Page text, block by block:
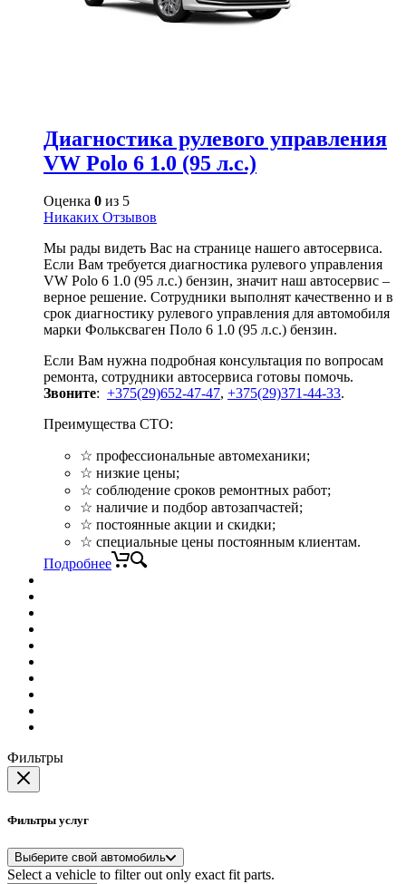
Диагностика рулевого управления
VW Polo 6 1.0 (95 л.с.)
Оценка 0 из 5
Никаких Отзывов
Мы рады видеть Вас на странице нашего автосервиса.
Если Вам требуется диагностика рулевого управления
VW Polo 6 1.0 (95 л.с.) бензин, значит наш автосервис –
верное решение. Сотрудники выполнят качественно и в
срок диагностику рулевого управления для автомобиля
марки Фольксваген Поло 6 1.0 (95 л.с.) бензин.
Если Вам нужна подробная консультация по вопросам
ремонта, сотрудники автосервиса готовы помочь.
Звоните: +375(29)652-47-47, +375(29)371-44-33.
Преимущества СТО:
☆ профессиональные автомеханики;
☆ низкие цены;
☆ соблюдение сроков ремонтных работ;
☆ наличие и подбор автозапчастей;
☆ постоянные акции и скидки;
☆ специальные цены постоянным клиентам.
Подробнее
Фильтры
Фильтры услуг
Выберите свой автомобиль
Select a vehicle to filter out only exact fit parts.